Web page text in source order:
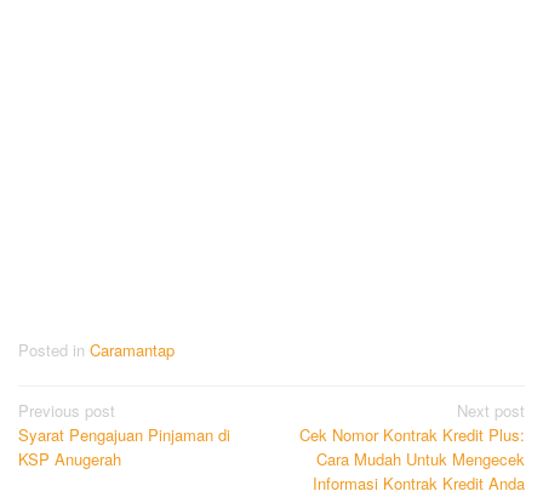
Posted in Caramantap
Post
navigation
Previous post
Syarat Pengajuan Pinjaman di
KSP Anugerah
Next post
Cek Nomor Kontrak Kredit Plus:
Cara Mudah Untuk Mengecek
Informasi Kontrak Kredit Anda